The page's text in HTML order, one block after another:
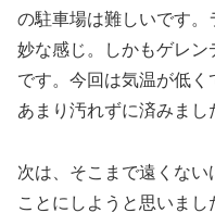
の駐車場は難しいです
妙な感じ。しかもゲレ
です。今回は気温が低く
あまり汚れずに済みまし
次は、そこまで遠くない
ことにしようと思いま